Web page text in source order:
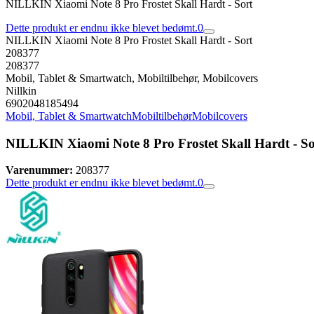
NILLKIN Xiaomi Note 8 Pro Frostet Skall Hardt - Sort
Dette produkt er endnu ikke blevet bedømt.0
NILLKIN Xiaomi Note 8 Pro Frostet Skall Hardt - Sort
208377
208377
Mobil, Tablet & Smartwatch, Mobiltilbehør, Mobilcovers
Nillkin
6902048185494
Mobil, Tablet & SmartwatchMobiltilbehørMobilcovers
NILLKIN Xiaomi Note 8 Pro Frostet Skall Hardt -
Varenummer: 208377
Dette produkt er endnu ikke blevet bedømt.0